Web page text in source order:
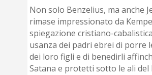
Non solo Benzelius, ma anche
rimase impressionato da
spiegazione cristiano-
usanza dei padri ebrei di porre
dei loro figli e di benedirli
Satana e protetti sotto le ali del